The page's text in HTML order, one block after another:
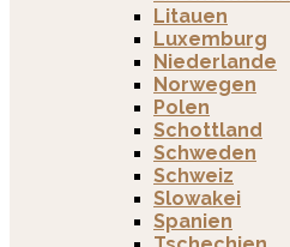
Litauen
Luxemburg
Niederlande
Norwegen
Polen
Schottland
Schweden
Schweiz
Slowakei
Spanien